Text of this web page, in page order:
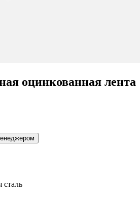
оцинкованная лента
сталь